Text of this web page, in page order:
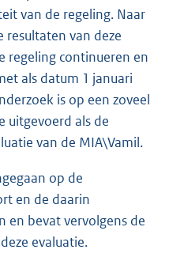
van de regeling. Naar
resultaten van deze
regeling continueren en
als datum 1 januari
is op een zoveel
uitgevoerd als de
van de MIA\Vamil.
op de
en de daarin
en bevat vervolgens de
evaluatie.